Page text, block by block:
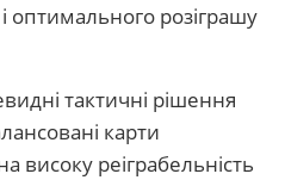
оптимального розіграшу
тактичні рішення
карти
високу реіграбельність